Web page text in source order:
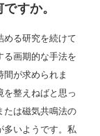
すか。
める研究を続けて
る画期的な手法を
が求められま
整えねばと思っ
たは磁気共鳴法の
多いようです。私